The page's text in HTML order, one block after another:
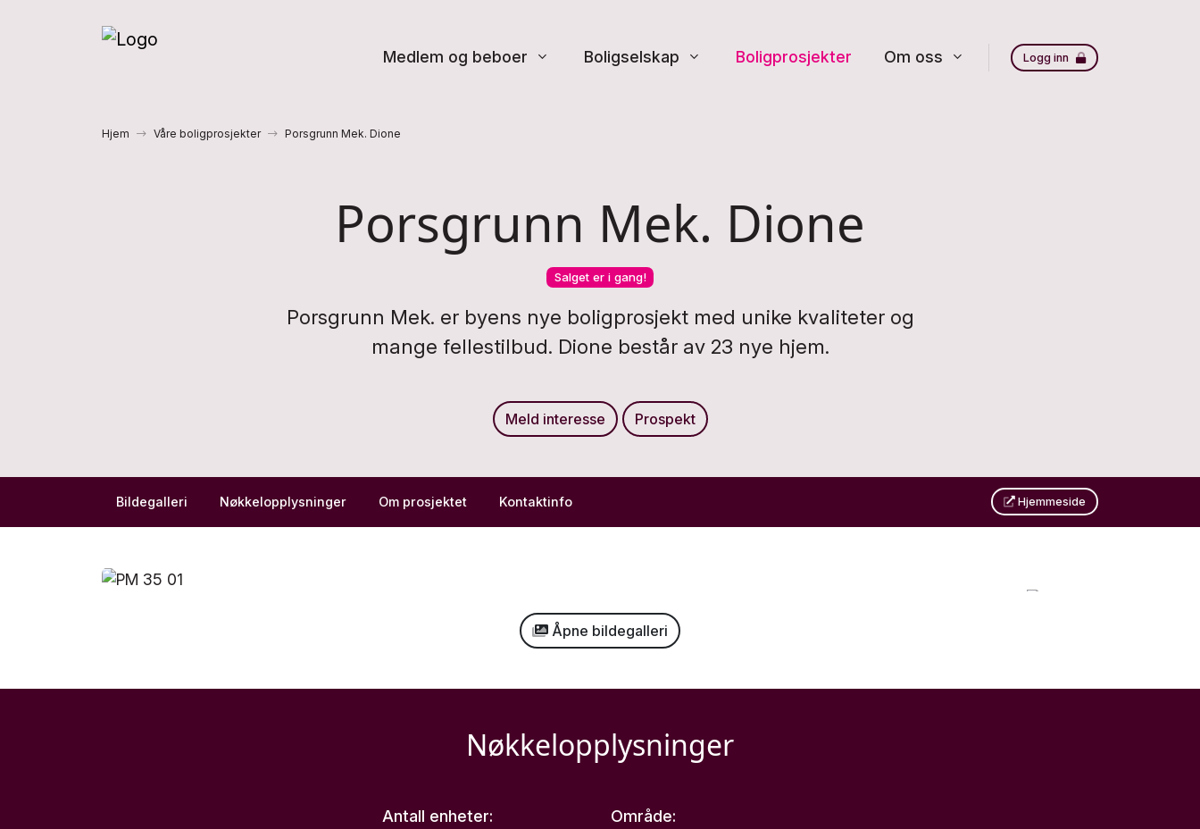
Logg inn
Medlem og beboer Boligselskap Boligprosjekter Om oss
Hjem Våre boligprosjekter Porsgrunn Mek. Dione
Porsgrunn Mek. Dione
Salget er i gang!
Porsgrunn Mek. er byens nye boligprosjekt med unike kvaliteter og
mange fellestilbud. Dione består av 23 nye hjem.
Meld interesse Prospekt
Bildegalleri Nøkkelopplysninger Om prosjektet Kontaktinfo Hjemmeside
Åpne bildegalleri
Nøkkelopplysninger
Antall enheter:
Område: